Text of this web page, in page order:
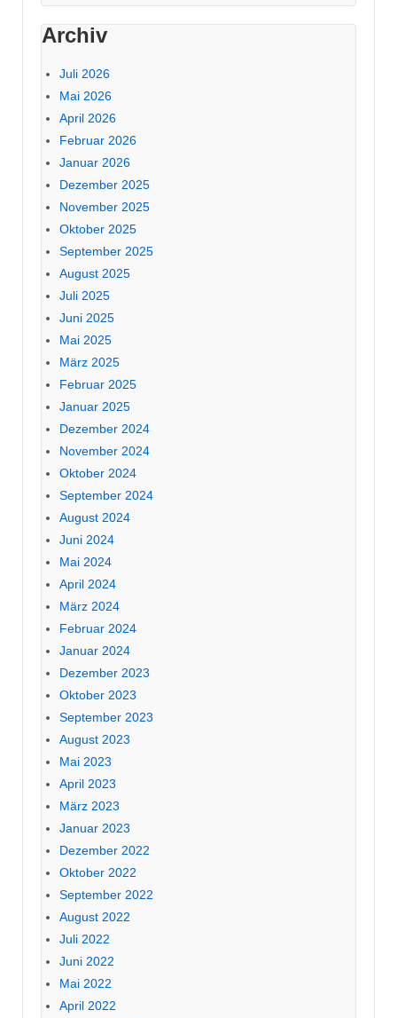
Archiv
Juli 2026
Mai 2026
April 2026
Februar 2026
Januar 2026
Dezember 2025
November 2025
Oktober 2025
September 2025
August 2025
Juli 2025
Juni 2025
Mai 2025
März 2025
Februar 2025
Januar 2025
Dezember 2024
November 2024
Oktober 2024
September 2024
August 2024
Juni 2024
Mai 2024
April 2024
März 2024
Februar 2024
Januar 2024
Dezember 2023
Oktober 2023
September 2023
August 2023
Mai 2023
April 2023
März 2023
Januar 2023
Dezember 2022
Oktober 2022
September 2022
August 2022
Juli 2022
Juni 2022
Mai 2022
April 2022